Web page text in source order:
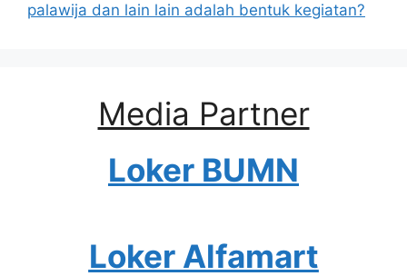
palawija dan lain lain adalah bentuk kegiatan?
Media Partner
Loker BUMN
Loker Alfamart